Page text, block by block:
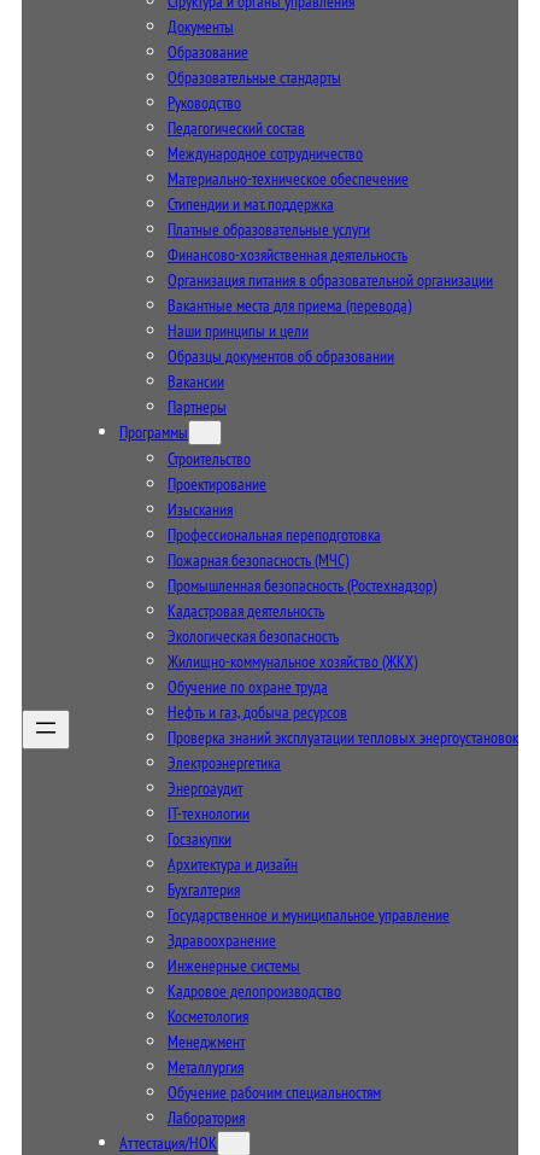
Документы
Образование
Образовательные стандарты
Руководство
Педагогический состав
Международное сотрудничество
Материально-техническое обеспечение
Стипендии и мат. поддержка
Платные образовательные услуги
Финансово-хозяйственная деятельность
Организация питания в образовательной организации
Вакантные места для приема (перевода)
Наши принципы и цели
Образцы документов об образовании
Вакансии
Партнеры
Программы
Строительство
Проектирование
Изыскания
Профессиональная переподготовка
Пожарная безопасность (МЧС)
Промышленная безопасность (Ростехнадзор)
Кадастровая деятельность
Экологическая безопасность
Жилищно-коммунальное хозяйство (ЖКХ)
Обучение по охране труда
Нефть и газ, добыча ресурсов
Проверка знаний эксплуатации тепловых энергоустановок
Электроэнергетика
Энергоаудит
IT-технологии
Госзакупки
Архитектура и дизайн
Бухгалтерия
Государственное и муниципальное управление
Здравоохранение
Инженерные системы
Кадровое делопроизводство
Косметология
Менеджмент
Металлургия
Обучение рабочим специальностям
Лаборатория
Аттестация/НОК